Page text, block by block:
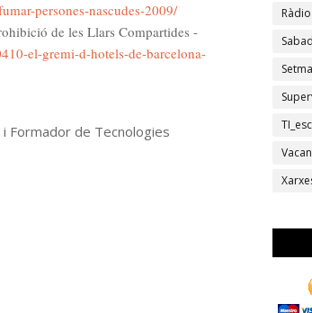
persones-nascudes-2009/
de les Llars Compartides -
el-gremi-d-hotels-de-barcelona-
Formador de Tecnologies
Ràdio